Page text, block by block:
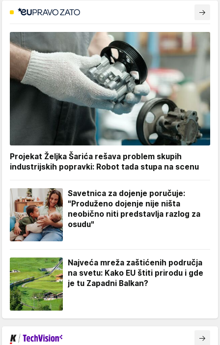
Projekat Željka Šarića rešava problem skupih
industrijskih popravki: Robot tada stupa na scenu
Savetnica za dojenje poručuje:
"Produženo dojenje nije ništa
neobično niti predstavlja razlog za
osudu"
Najveća mreža zaštićenih područja
na svetu: Kako EU štiti prirodu i gde
je tu Zapadni Balkan?